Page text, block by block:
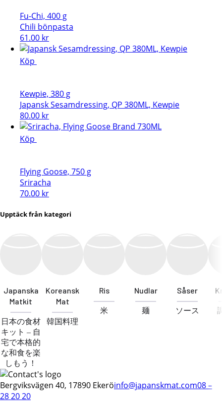
Fu-Chi, 400 g
Chili bönpasta
61.00 kr
Köp
Kewpie, 380 g
Japansk Sesamdressing, QP 380ML, Kewpie
80.00 kr
Köp
Flying Goose, 750 g
Sriracha
70.00 kr
Upptäck från kategori
Japanska
Matkit
日本の食材
キット – 自
宅で本格的
な和食を楽
しもう！
Koreansk
Mat
韓国料理
Ris
米
Nudlar
麺
Såser
ソース
Bergviksvägen 40, 17890 Ekeröinfo@japanskmat.com08 –
28 20 20